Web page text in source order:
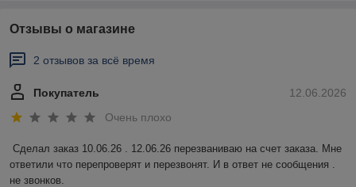
Отзывы о магазине
2 отзывов за всё время
12.06.2026
Покупатель
Очень плохо
Сделал заказ 10.06.26 . 12.06.26 перезваниваю на счет заказа. Мне
ответили что перепроверят и перезвонят. И в ответ не сообщения .
не звонков.